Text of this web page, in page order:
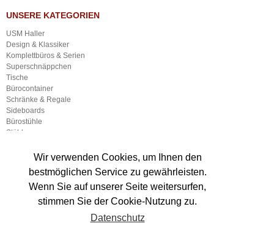
Wir verwenden Cookies, um Ihnen den
bestmöglichen Service zu gewährleisten.
Wenn Sie auf unserer Seite weitersurfen,
stimmen Sie der Cookie-Nutzung zu.
Datenschutz
UNSERE KATEGORIEN
USM Haller
Design & Klassiker
Komplettbüros & Serien
Superschnäppchen
Tische
Bürocontainer
Schränke & Regale
Sideboards
Bürostühle
Stühle
Sonstige Büroausstattung
Lampen
Gastronomieausstattung
Sonstiger Gewerbebedarf